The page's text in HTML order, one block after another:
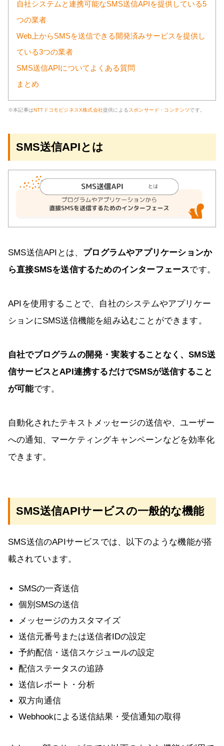
自社システムと連携可能なSMS送信APIを提供している5
つの業者
Web上からSMSを送信できる開発済みサービスを提供し
ている3つの業者
SMS送信APIについてよくある質問
まとめ
※本記事はNTTドコモビジネスX株式会社提供によるスポンサード・コンテンツです。
SMS送信APIとは
SMS送信APIとは、 プログラムやアプリケーションか
ら直接SMSを送信するためのインターフェースです。
APIを使用することで、自社のシステムやアプリケー
ションにSMS送信機能を組み込むことができます。
自社でプログラムの開発・実装することなく、SMS送
信サービスとAPI連携するだけでSMSが送信すること
が可能です。
自動化されたテキストメッセージの送信や、ユーザー
への通知、マーケティングキャンペーンなどを効率化
できます。
SMS送信APIサービスの一般的な機能
SMS送信のAPIサービスでは、以下のような機能が搭
載されています。
SMSの一斉送信
個別SMSの送信
メッセージのカスタマイズ
送信元番号または送信者IDの設定
予約配信・送信スケジュールの設定
配信ステータスの追跡
送信レポート・分析
双方向通信
Webhookによる送信結果・受信通知の取得